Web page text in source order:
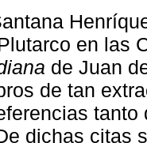
en las
de Juan
de tan
dichas citas